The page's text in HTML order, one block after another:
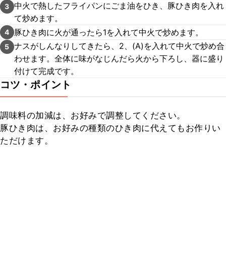
3 中火で熱したフライパンにごま油をひき、豚ひき肉を入れ
て炒めます。
4 豚ひき肉に火が通ったら1を入れて中火で炒めます。
5 ナスがしんなりしてきたら、2、(A)を入れて中火で炒め合
わせます。全体に味がなじんだら火から下ろし、器に盛り
付けて完成です。
コツ・ポイント
調味料の加減は、お好みで調整してください。
豚ひき肉は、お好みの種類のひき肉に代えてもお作りい
ただけます。